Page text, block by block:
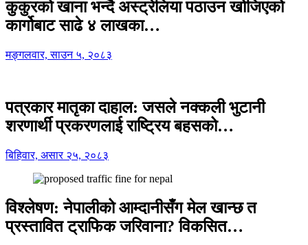
कुकुरको खाना भन्दै अस्ट्रेलिया पठाउन खोजिएको
कार्गोबाट साढे ४ लाखका…
मङ्गलवार, साउन ५, २०८३
पत्रकार मातृका दाहाल: जसले नक्कली भुटानी
शरणार्थी प्रकरणलाई राष्ट्रिय बहसको…
बिहिवार, असार २५, २०८३
विश्लेषण: नेपालीको आम्दानीसँग मेल खान्छ त
प्रस्तावित ट्राफिक जरिवाना? विकसित…